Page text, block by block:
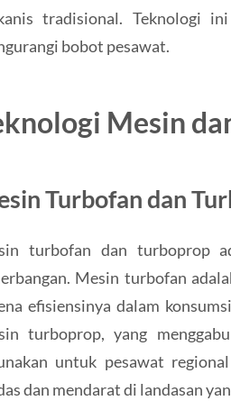
tradisional. Teknologi
bobot pesawat.
Mesin
Turbofan dan
turbofan dan turboprop
Mesin turbofan
efisiensinya dalam
turboprop, yang
untuk pesawat
dan mendarat di landasan